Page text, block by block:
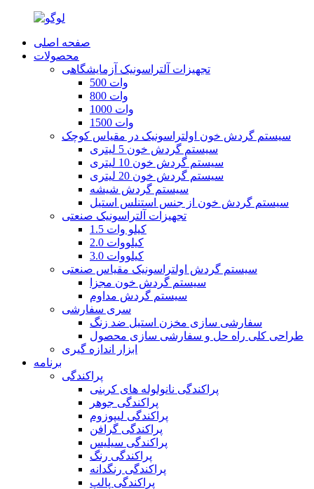
صفحه اصلی
محصولات
تجهیزات آلتراسونیک آزمایشگاهی
500 وات
800 وات
1000 وات
1500 وات
سیستم گردش خون اولتراسونیک در مقیاس کوچک
سیستم گردش خون 5 لیتری
سیستم گردش خون 10 لیتری
سیستم گردش خون 20 لیتری
سیستم گردش شیشه
سیستم گردش خون از جنس استنلس استیل
تجهیزات آلتراسونیک صنعتی
1.5 کیلو وات
2.0 کیلووات
3.0 کیلووات
سیستم گردش اولتراسونیک مقیاس صنعتی
سیستم گردش خون مجزا
سیستم گردش مداوم
سری سفارشی
سفارشی سازی مخزن استیل ضد زنگ
طراحی کلی راه حل و سفارشی سازی محصول
ابزار اندازه گیری
برنامه
پراکندگی
پراکندگی نانولوله های کربنی
پراکندگی جوهر
پراکندگی لیپوزوم
پراکندگی گرافن
پراکندگی سیلیس
پراکندگی رنگ
پراکندگی رنگدانه
پراکندگی پالپ